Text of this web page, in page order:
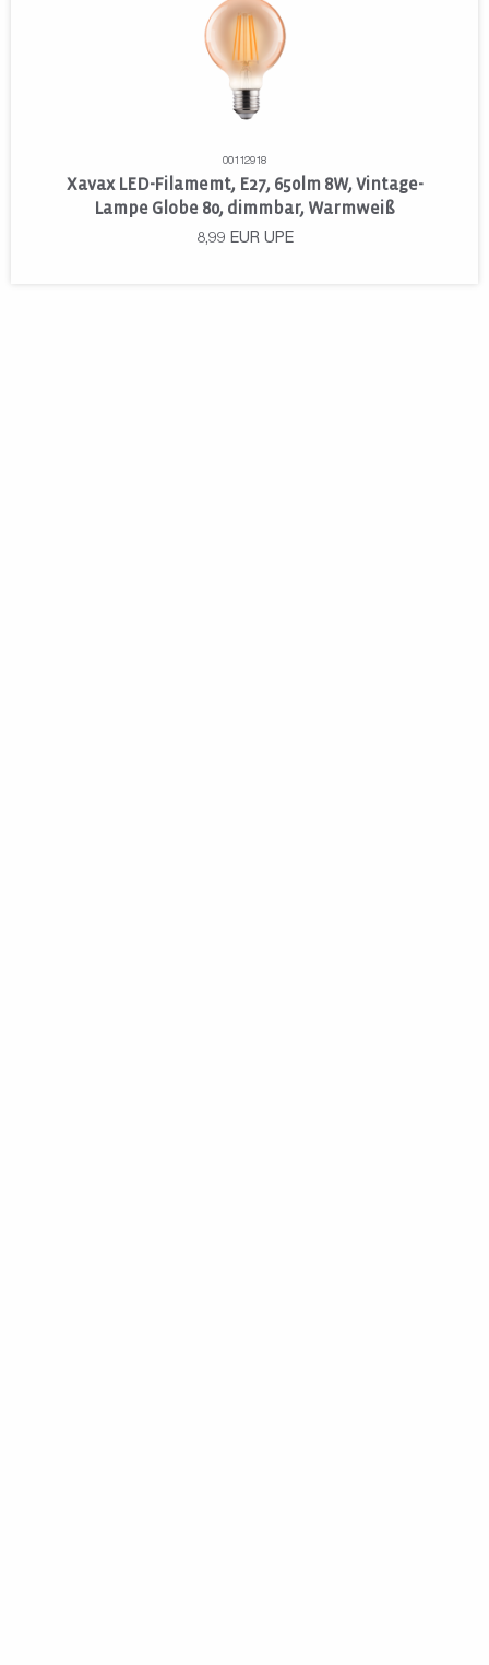
00112918
Xavax LED-Filamemt, E27, 650lm 8W, Vintage-
Lampe Globe 80, dimmbar, Warmweiß
8,99 EUR UPE